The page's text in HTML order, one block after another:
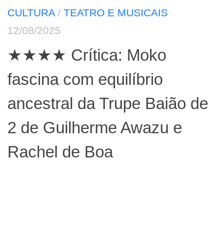
CULTURA/ TEATRO E MUSICAIS
12/08/2025
★★★★ Crítica: Moko
fascina com equilíbrio
ancestral da Trupe Baião de
2 de Guilherme Awazu e
Rachel de Boa